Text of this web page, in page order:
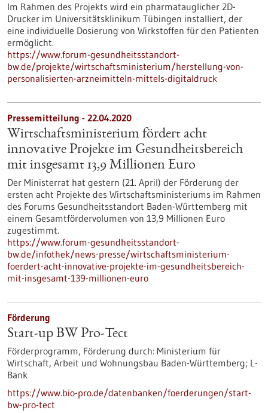
Im Rahmen des Projekts wird ein pharmatauglicher 2D-
Drucker im Universitätsklinikum Tübingen installiert, der
eine individuelle Dosierung von Wirkstoffen für den Patienten
ermöglicht.
https://www.forum-gesundheitsstandort-
bw.de/projekte/wirtschaftsministerium/herstellung-von-
personalisierten-arzneimitteln-mittels-digitaldruck
Pressemitteilung - 22.04.2020
Wirtschaftsministerium fördert acht
innovative Projekte im Gesundheitsbereich
mit insgesamt 13,9 Millionen Euro
Der Ministerrat hat gestern (21. April) der Förderung der
ersten acht Projekte des Wirtschaftsministeriums im Rahmen
des Forums Gesundheitsstandort Baden-Württemberg mit
einem Gesamtfördervolumen von 13,9 Millionen Euro
zugestimmt.
https://www.forum-gesundheitsstandort-
bw.de/infothek/news-presse/wirtschaftsministerium-
foerdert-acht-innovative-projekte-im-gesundheitsbereich-
mit-insgesamt-139-millionen-euro
Förderung
Start-up BW Pro-Tect
Förderprogramm, Förderung durch: Ministerium für
Wirtschaft, Arbeit und Wohnungsbau Baden-Württemberg; L-
Bank
https://www.bio-pro.de/datenbanken/foerderungen/start-
bw-pro-tect